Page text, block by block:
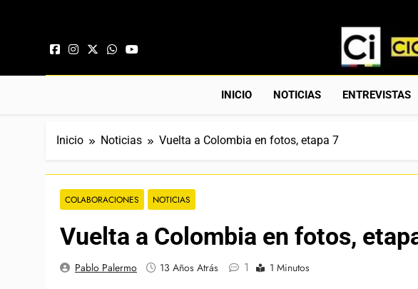
Web
INICIO NOTICIAS ENTREVISTAS
Inicio Noticias Vuelta a Colombia en fotos, etapa 7
COLABORACIONES NOTICIAS
Vuelta a Colombia en fotos,
Pablo Palermo 13 Años Atrás 1 1 Minutos